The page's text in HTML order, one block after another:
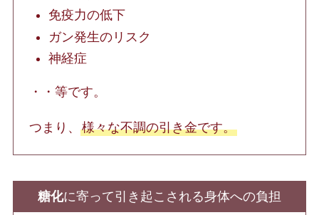
免疫力の低下
ガン発生のリスク
神経症
・・等です。
つまり、様々な不調の引き金です。
糖化に寄って引き起こされる身体への負担